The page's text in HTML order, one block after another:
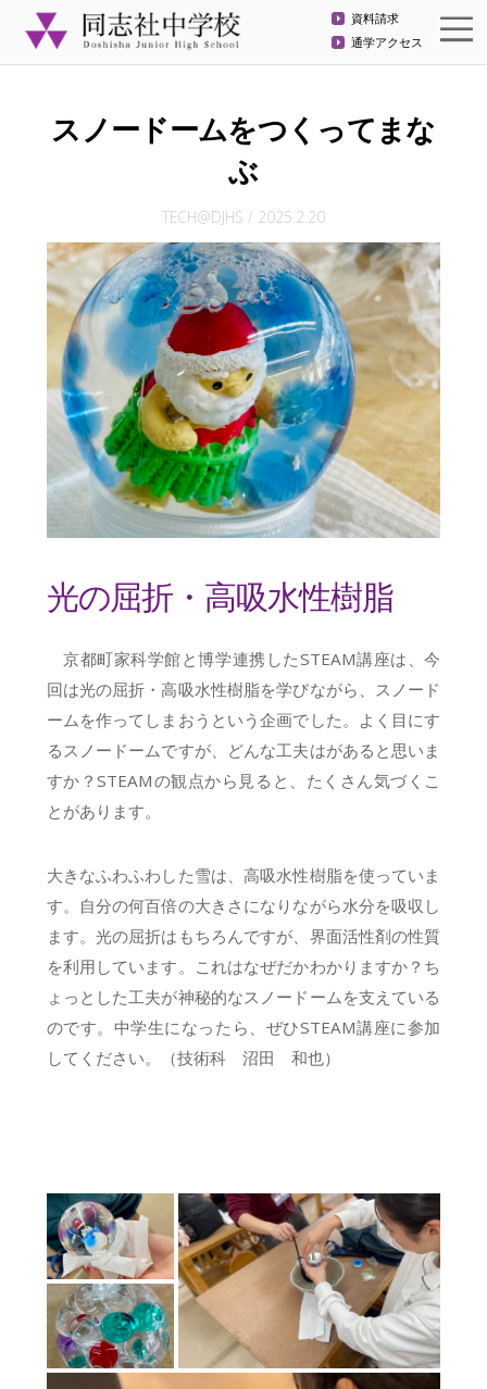
資料請求
通学アクセス
スノードームをつくってまな
ぶ
TECH@DJHS / 2025.2.20
光の屈折・高吸水性樹脂
京都町家科学館と博学連携したSTEAM講座は、今
回は光の屈折・高吸水性樹脂を学びながら、スノード
ームを作ってしまおうという企画でした。よく目にす
るスノードームですが、どんな工夫はがあると思いま
すか？STEAMの観点から見ると、たくさん気づくこ
とがあります。
大きなふわふわした雪は、高吸水性樹脂を使っていま
す。自分の何百倍の大きさになりながら水分を吸収し
ます。光の屈折はもちろんですが、界面活性剤の性質
を利用しています。これはなぜだかわかりますか？ち
ょっとした工夫が神秘的なスノードームを支えている
のです。中学生になったら、ぜひSTEAM講座に参加
してください。（技術科 沼田 和也）